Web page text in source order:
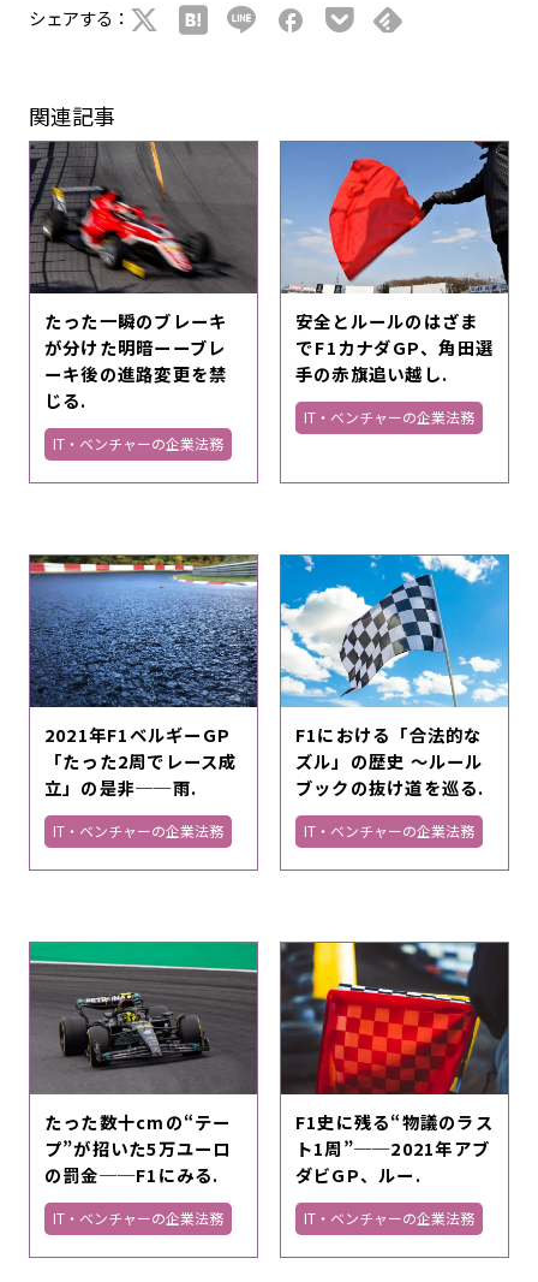
シェアする：
関連記事
たった一瞬のブレーキ
が分けた明暗ーーブレ
ーキ後の進路変更を禁
じる.
IT・ベンチャーの企業法務
安全とルールのはざま
で――F1カナダGP、角田選
手の赤旗追い越し.
IT・ベンチャーの企業法務
2021年F1ベルギーGP
「たった2周でレース成
立」の是非──雨.
IT・ベンチャーの企業法務
F1における「合法的な
ズル」の歴史 ～ルール
ブックの抜け道を巡る.
IT・ベンチャーの企業法務
たった数十cmの“テー
プ”が招いた5万ユーロ
の罰金──F1にみる.
IT・ベンチャーの企業法務
F1史に残る“物議のラス
ト1周”──2021年アブ
ダビGP、ルー.
IT・ベンチャーの企業法務